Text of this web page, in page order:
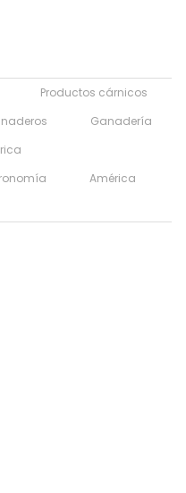
Productos cárnicos
Ganadería
América